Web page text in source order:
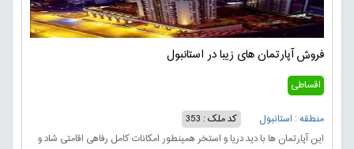
فروش آپارتمان های زیبا در استانبول
اقساطی
منطقه : استانبول
کد ملک : 353
این آپارتمان ها با دید دریا و استخر همینطور امکانات کامل رفاهی اقامتی شاد و